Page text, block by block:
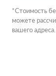
*Стоимость
можете
вашего адреса.